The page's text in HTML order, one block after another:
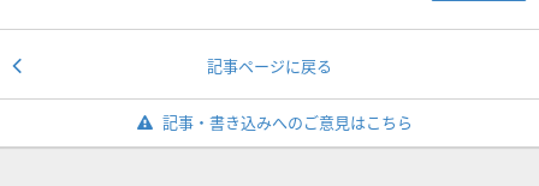
記事ページに戻る
記事・書き込みへのご意見はこちら